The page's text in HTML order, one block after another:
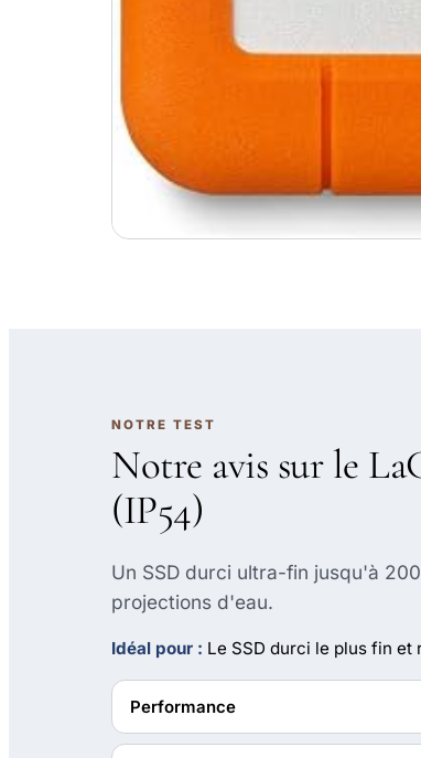
NOTRE TEST
Notre avis sur le
(IP54)
Un SSD durci ultra-fin jusqu'à
projections d'eau.
Idéal pour : Le SSD durci le plus fin et
Performance